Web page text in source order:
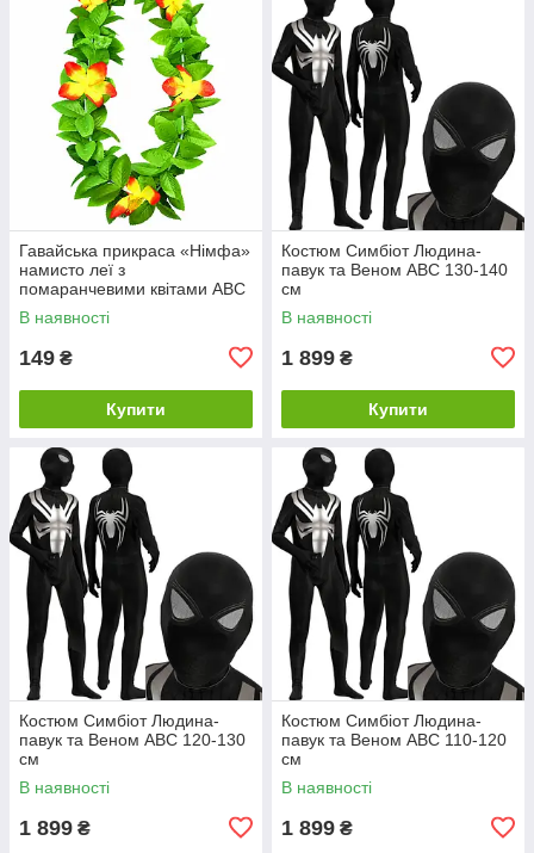
Гавайська прикраса «Німфа»
намисто леї з
помаранчевими квітами ABC
В наявності
149 ₴
Купити
Костюм Симбіот Людина-
павук та Веном ABC 130-140
см
В наявності
1 899 ₴
Купити
Костюм Симбіот Людина-
павук та Веном ABC 120-130
см
В наявності
1 899 ₴
Костюм Симбіот Людина-
павук та Веном ABC 110-120
см
В наявності
1 899 ₴